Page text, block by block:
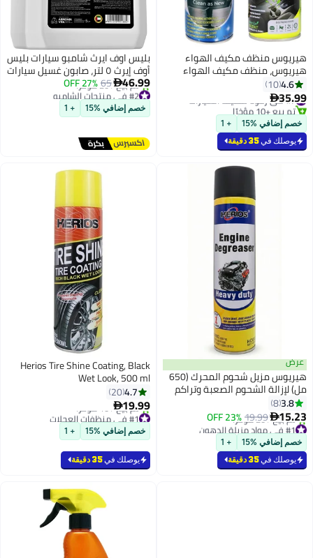
هيريوس منظف ​​مكيف الهواء
هيريوس، منظف مكيف الهواء
الرغوي ومزيل الروائح للسيارة مع
منعش للسيارة
4.6
10
35.99
#7 في رغوة تنظيف السيارات
تم بيع +10 مؤخرًا
#7 في رغوة تنظيف السيارات
خصم إضافي %15 + 1
يوصلك في35 دقيقة
بليس اوف ايرث شامبو سيارات بليس
أوف إيرث ٥ لتر، صابون غسيل سيارات
عالي الرغوة، مزيل قوي للأوساخ
والطين وبقايا الطريق، يحافظ على
لمعان السيارة، آمن لجميع أنواع
السيارات وسيارات الدفع الرباعي،
تركيبة تنظيف سيارات احترافية
46.99
65
27% OFF
#2 في منتجات الشامبو
توصيل مجاني
تم بيع +20 مؤخرًا
خصم إضافي %15 + 1
عرض
هيريوس مزيل شحوم المحرك (650
مل) لإزالة الشحوم الصعبة وتراكم
الزيت ، تركيبة شديدة التحمل ،
تلتصق بالأسطح ، سريعة المفعول
3.8
8
15.23
19.99
23% OFF
#1 في مواد مزيلة الدهون
أقل سعر في السنة
تم بيع +20 مؤخرًا
#1 في مواد مزيلة الدهون
خصم إضافي %15 + 1
يوصلك في35 دقيقة
Herios Tire Shine Coating, Black
Wet Look, 500 ml
4.7
20
19.99
#1 في منظفات العجلات
بتخلّص بسرعة
تم بيع +10 مؤخرًا
#1 في منظفات العجلات
خصم إضافي %15 + 1
يوصلك في35 دقيقة